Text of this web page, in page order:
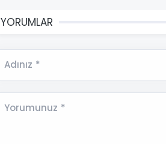
YORUMLAR
Adınız *
Yorumunuz *